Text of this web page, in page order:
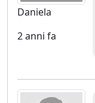
Daniela
2 anni fa